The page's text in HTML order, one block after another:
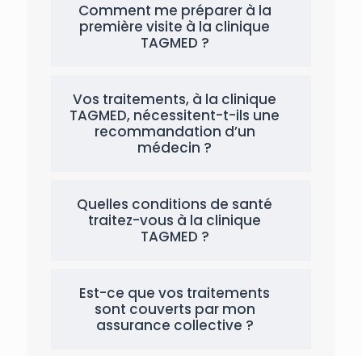
Comment me préparer à la
première visite à la clinique
TAGMED ?
Vos traitements, à la clinique
TAGMED, nécessitent-t-ils une
recommandation d’un
médecin ?
Quelles conditions de santé
traitez-vous à la clinique
TAGMED ?
Est-ce que vos traitements
sont couverts par mon
assurance collective ?